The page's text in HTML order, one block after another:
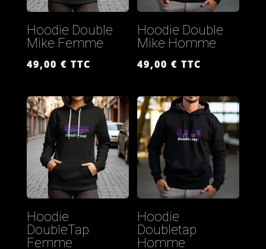
Hoodie Double
Mike Femme
49,00 € TTC
Hoodie Double
Mike Homme
49,00€ TTC
Hoodie
DoubleTap
Femme
Hoodie
Doubletap
Homme